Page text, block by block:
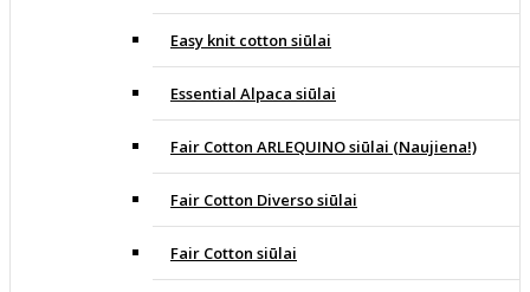
Easy knit cotton siūlai
Essential Alpaca siūlai
Fair Cotton ARLEQUINO siūlai (Naujiena!)
Fair Cotton Diverso siūlai
Fair Cotton siūlai